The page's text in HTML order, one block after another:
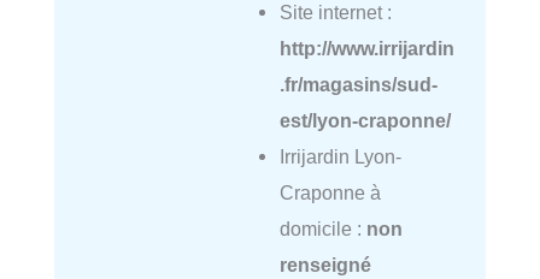
Site internet :
http://www.irrijardin
.fr/magasins/sud-
est/lyon-craponne/
Irrijardin Lyon-
Craponne à
domicile : non
renseigné